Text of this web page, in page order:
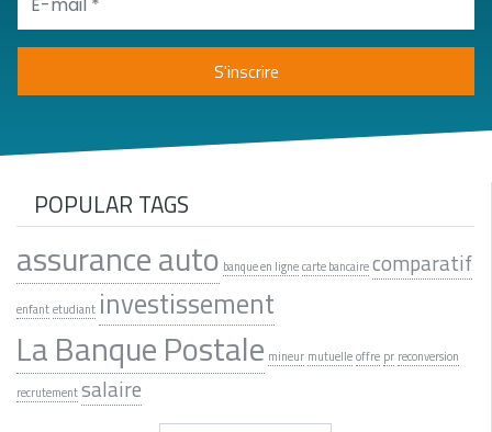
POPULAR TAGS
assurance auto banque en lignecarte bancairecomparatif
enfantetudiant investissement
La Banque Postale mineur mutuelleoffre pr reconversion
recrutementsalaire